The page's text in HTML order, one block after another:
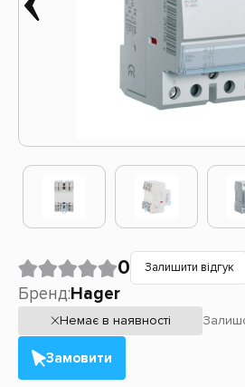
0 Залишити відгук
Бренд:Hager
Немає в наявності
Замовити